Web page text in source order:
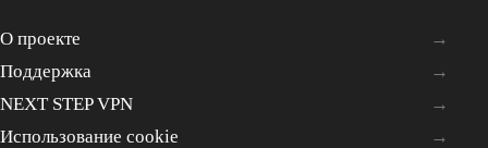
О проекте
Поддержка
NEXT STEP VPN
Использование cookie